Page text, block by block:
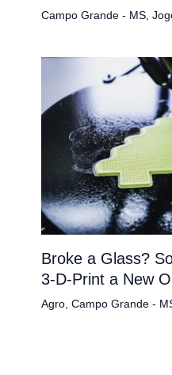
Campo Grande - MS,
Broke a Glass?
3-D-Print a New
Agro, Campo Grande -